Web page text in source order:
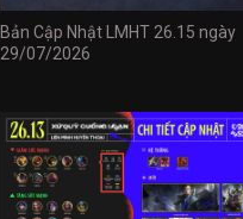
Bản Cập Nhật LMHT 26.15 ngày
29/07/2026